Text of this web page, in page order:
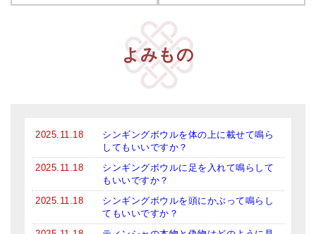
アマナマナのシンギングボウル
チベット・シンギングボウル
人気の3点セット
お得なアマナマナ・セット
特大シンギングボウル・特殊柄
スティック・マレット・リング（台座）
よみもの
2025.11.18
シンギングボウルを体の上に載せて鳴ら
してもいいですか？
2025.11.18
シンギングボウルに足を入れて鳴らして
もいいですか？
2025.11.18
シンギングボウルを頭にかぶって鳴らし
てもいいですか？